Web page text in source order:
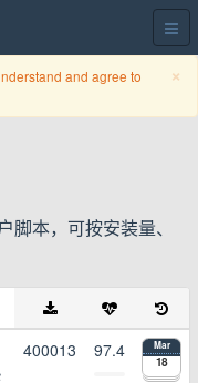
×
and agree to
本，可按安装量、
400013 97.4 Mar
18